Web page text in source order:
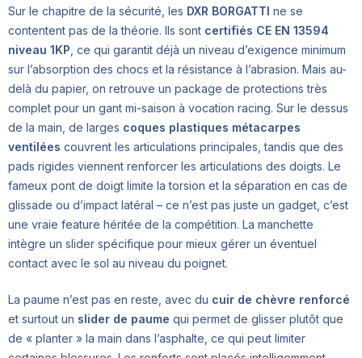
Sur le chapitre de la sécurité, les DXR BORGATTI ne se
contentent pas de la théorie. Ils sont certifiés CE EN 13594
niveau 1KP , ce qui garantit déjà un niveau d’exigence minimum
sur l’absorption des chocs et la résistance à l’abrasion. Mais au-
delà du papier, on retrouve un package de protections très
complet pour un gant mi-saison à vocation racing. Sur le dessus
de la main, de larges coques plastiques métacarpes
ventilées couvrent les articulations principales, tandis que des
pads rigides viennent renforcer les articulations des doigts. Le
fameux pont de doigt limite la torsion et la séparation en cas de
glissade ou d’impact latéral – ce n’est pas juste un gadget, c’est
une vraie feature héritée de la compétition. La manchette
intègre un slider spécifique pour mieux gérer un éventuel
contact avec le sol au niveau du poignet.
La paume n’est pas en reste, avec du cuir de chèvre renforcé
et surtout un slider de paume qui permet de glisser plutôt que
de « planter » la main dans l’asphalte, ce qui peut limiter